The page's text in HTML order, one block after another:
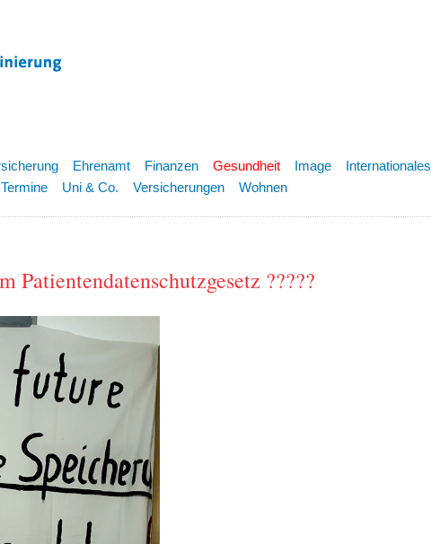
Ehrenamt Finanzen Gesundheit Image Internationales
Termine Uni & Co. Versicherungen Wohnen
Patientendatenschutzgesetz ?????